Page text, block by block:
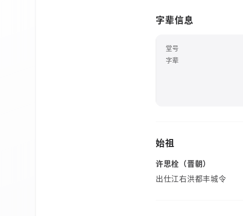
字辈信息
堂号
字辈
始祖
许思栓（晋朝）
出仕江右洪都丰城令